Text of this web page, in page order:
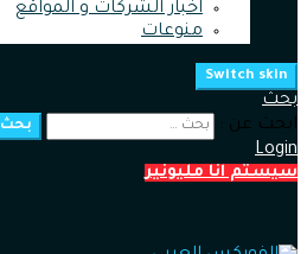
اخبار الشركات و المواقع
منوعات
Switch skin
بحث
ابحث عن :
بحث
Login
سيستم انا مليونير